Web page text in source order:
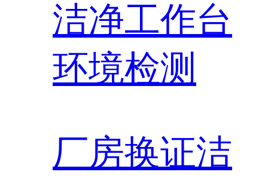
洁净工作台
环境检测
厂房换证洁